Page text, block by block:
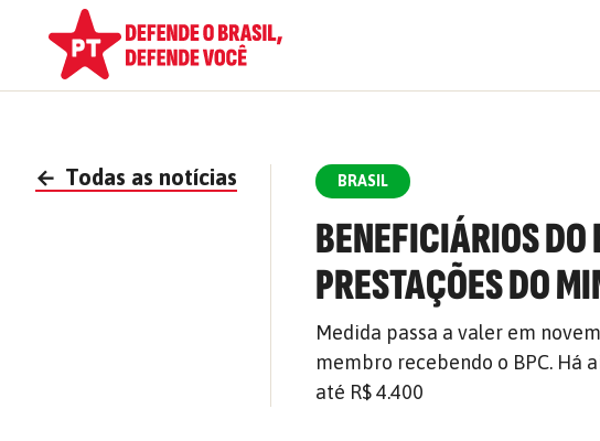
← Todas as notícias BRASIL
BENEFICIÁRIOS
PRESTAÇÕES DO
Medida passa a valer em
membro recebendo o BPC. Há
até R$ 4.400